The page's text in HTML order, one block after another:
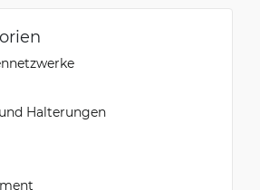
Halterungen